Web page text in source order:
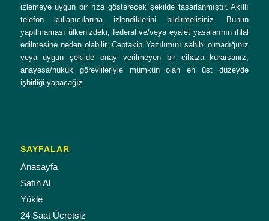
izlemeye uygun bir rıza gösterecek şekilde tasarlanmıştır. Akıllı
telefon kullanıcılarına izlendiklerini bildirmelisiniz. Bunun
yapılmaması ülkenizdeki, federal ve/veya eyalet yasalarının ihlal
edilmesine neden olabilir. Ceptakip Yazılımını sahibi olmadığınız
veya uygun şekilde onay verilmeyen bir cihaza kurarsanız,
anayasa/hukuk görevlileriyle mümkün olan en üst düzeyde
işbirliği yapacağız.
SAYFALAR
Anasayfa
Satın Al
Yükle
24 Saat Ücretsiz